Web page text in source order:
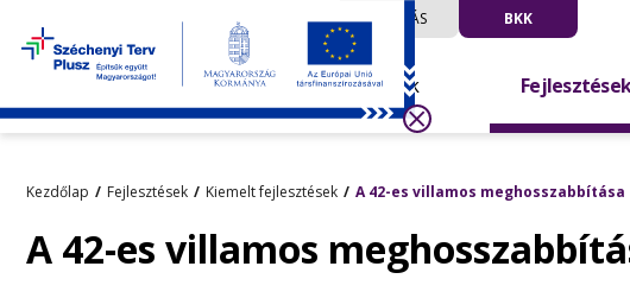
UTAZÁS BKK
Hírek
Kezdőlap Fejlesztések Kiemelt fejlesztések A 42-es villamos meghosszabbítása
A 42-es villamos